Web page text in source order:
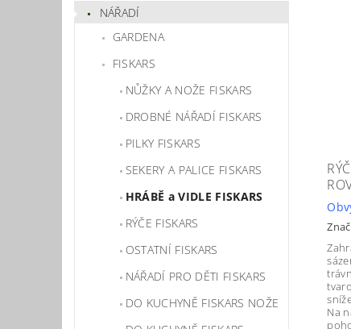
NÁŘADÍ
GARDENA
FISKARS
NŮŽKY A NOŽE FISKARS
DROBNÉ NÁŘADÍ FISKARS
PILKY FISKARS
SEKERY A PALICE FISKARS
HRÁBĚ a VIDLE FISKARS
RÝČE FISKARS
OSTATNÍ FISKARS
NÁŘADÍ PRO DĚTI FISKARS
DO KUCHYNĚ FISKARS NOŽE
Na